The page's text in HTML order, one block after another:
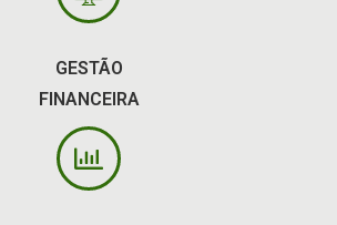
GESTÃO
FINANCEIRA